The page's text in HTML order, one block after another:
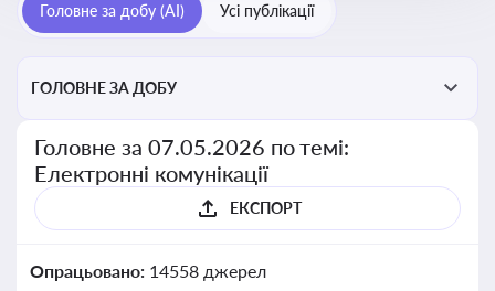
Головне за добу (AI) Усі публікації
ГОЛОВНЕ ЗА ДОБУ
Головне за 07.05.2026 по темі:
Електронні комунікації
ЕКСПОРТ
Опрацьовано: 14558 джерел